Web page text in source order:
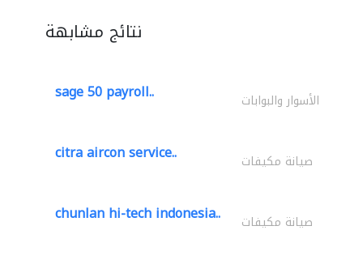
نتائج مشابهة
sage 50 payroll.. الأسوار والبوابات
citra aircon service.. صيانة مكيفات
chunlan hi-tech indonesia.. صيانة مكيفات